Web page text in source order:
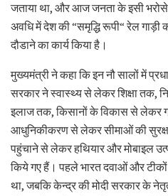
जताया था, और आज जनता के इसी भरोसे
अवधि में देश की “समृद्धि रूपी“ रेल गाड़ी
दौडाने का कार्य किया है।
मुख्यमंत्री ने कहा कि इन नौ सालों में
सरकार ने स्वास्थ्य से लेकर शिक्षा तक,
इलाज तक, किसानों के विकास से लेकर
आधुनिकीकरण से लेकर सीमाओं की
पहुंचाने से लेकर हथियार और मोबाइल
किये गए हैं। पहले भारत दवाओं और टीकों
था, जबकि केन्द्र की मोदी सरकार के